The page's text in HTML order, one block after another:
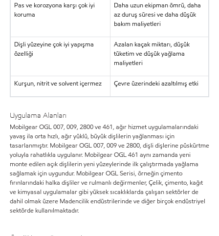
Pas ve korozyona karşı çok iyi
koruma
Daha uzun ekipman ömrü, daha
az duruş süresi ve daha düşük
bakım maliyetleri
Dişli yüzeyine çok iyi yapışma
özelliği
Azalan kaçak miktarı, düşük
tüketim ve düşük yağlama
maliyetleri
Kurşun, nitrit ve solvent içermez Çevre üzerindeki azaltılmış etki
Uygulama Alanları
Mobilgear OGL 007, 009, 2800 ve 461, ağır hizmet uygulamalarındaki
yavaş ila orta hızlı, ağır yüklü, büyük dişlilerin yağlanması için
tasarlanmıştır. Mobilgear OGL 007, 009 ve 2800, dişli dişlerine püskürtme
yoluyla rahatlıkla uygulanır. Mobilgear OGL 461 aynı zamanda yeni
monte edilen açık dişlilerin yeni yüzeylerinde ilk çalıştırmada yağlama
sağlamak için uygundur. Mobilgear OGL Serisi, örneğin çimento
fırınlarındaki halka dişliler ve rulmanlı değirmenler, Çelik, çimento, kağıt
ve kimyasal uygulamalar gibi yüksek sıcaklıklarda çalışan sektörler de
dahil olmak üzere Madencilik endüstrilerinde ve diğer birçok endüstriyel
sektörde kullanılmaktadır.